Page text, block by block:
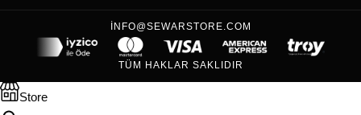
INFO@SEWARSTORE.COM
TÜM HAKLAR SAKLIDIR
Store